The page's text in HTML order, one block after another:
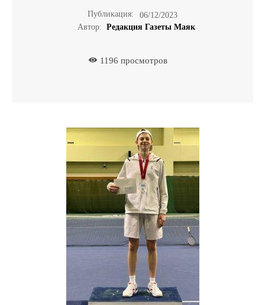
Публикация:
06/12/2023
Автор: Редакция Газеты Маяк
1196 просмотров